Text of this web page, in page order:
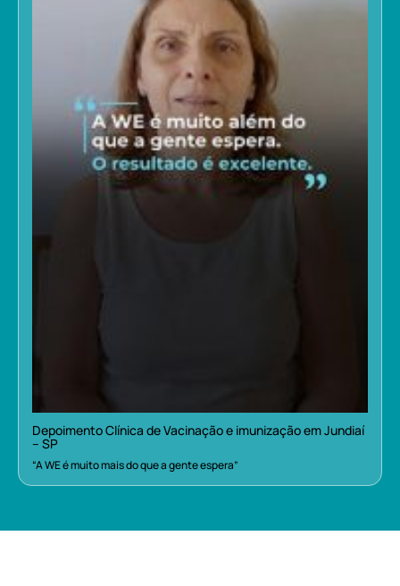
Depoimento Clínica de Vacinação e imunização em Jundiaí
– SP
“A WE é muito mais do que a gente espera”